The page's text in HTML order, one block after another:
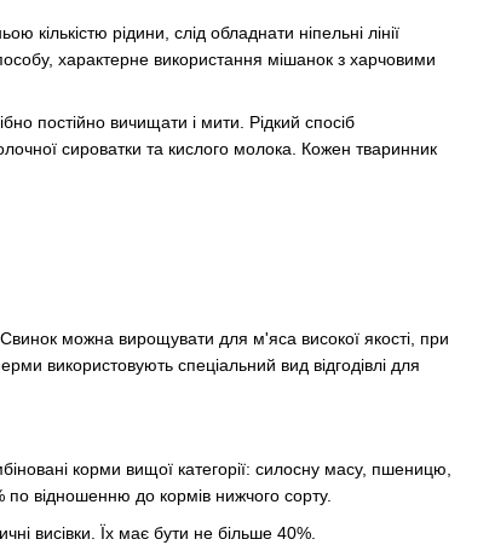
кількістю рідини, слід обладнати ніпельні лінії
характерне використання мішанок з харчовими
постійно вичищати і мити. Рідкий спосіб
сироватки та кислого молока. Кожен тваринник
Свинок можна вирощувати для м'яса високої якості, при
використовують спеціальний вид відгодівлі для
корми вищої категорії: силосну масу, пшеницю,
по відношенню до кормів нижчого сорту.
висівки. Їх має бути не більше 40%.